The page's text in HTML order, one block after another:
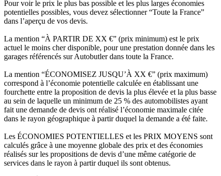
Pour voir le prix le plus bas possible et les plus larges économies
potentielles possibles, vous devez sélectionner “Toute la France”
dans l’aperçu de vos devis.
La mention “À PARTIR DE XX €” (prix minimum) est le prix
actuel le moins cher disponible, pour une prestation donnée dans les
garages référencés sur Autobutler dans toute la France.
La mention “ÉCONOMISEZ JUSQU’À XX €” (prix maximum)
correspond à l’économie potentielle calculée en établissant une
fourchette entre la proposition de devis la plus élevée et la plus basse
au sein de laquelle un minimum de 25 % des automobilistes ayant
fait une demande de devis ont réalisé l’économie maximale citée
dans le rayon géographique à partir duquel la demande a été faite.
Les ÉCONOMIES POTENTIELLES et les PRIX MOYENS sont
calculés grâce à une moyenne globale des prix et des économies
réalisés sur les propositions de devis d’une même catégorie de
services dans le rayon à partir duquel ils sont obtenus.